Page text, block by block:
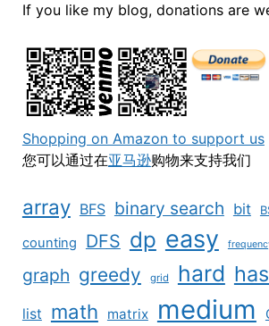
If you like my blog, donations are
Shopping on Amazon to support us
您可以通过在亚马逊购物来支持我们
array BFS binary search bit
counting DFS dp easy
graph greedy grid hard
list math matrix medium